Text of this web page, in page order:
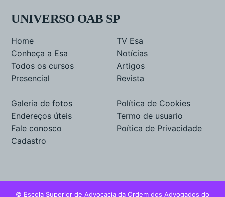
UNIVERSO OAB SP
Home
Conheça a Esa
Todos os cursos
Presencial
TV Esa
Notícias
Artigos
Revista
Galeria de fotos
Endereços úteis
Fale conosco
Cadastro
Política de Cookies
Termo de usuario
Poítica de Privacidade
© Escola Superior de Advocacia da Ordem dos Advogados do